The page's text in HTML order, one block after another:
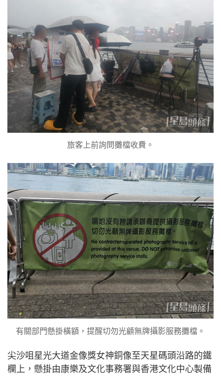
旅客上前詢問攤檔收費。
有關部門懸掛橫額，提醒切勿光顧無牌攝影服務攤檔。
尖沙咀星光大道金像獎女神銅像至天星碼頭沿路的鐵
欄上，懸掛由康樂及文化事務署與香港文化中心製備